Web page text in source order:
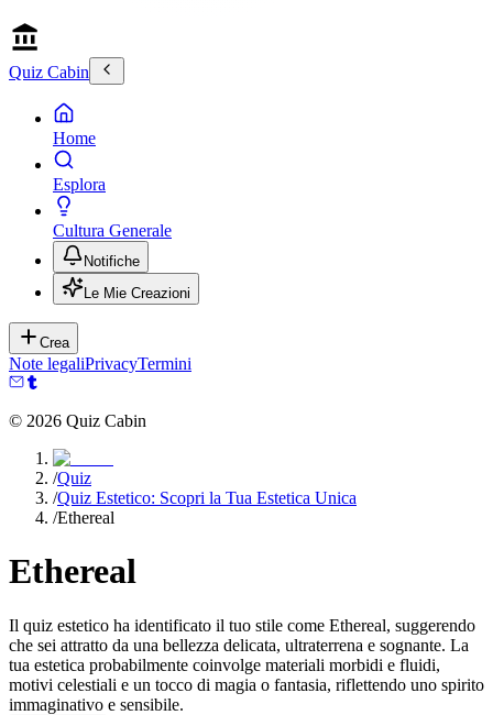
Quiz Cabin
Home
Esplora
Cultura Generale
Notifiche
Le Mie Creazioni
Crea
Note legaliPrivacyTermini
© 2026 Quiz Cabin
/Quiz
/Quiz Estetico: Scopri la Tua Estetica Unica
/Ethereal
Ethereal
Il quiz estetico ha identificato il tuo stile come Ethereal, suggerendo
che sei attratto da una bellezza delicata, ultraterrena e sognante. La
tua estetica probabilmente coinvolge materiali morbidi e fluidi,
motivi celestiali e un tocco di magia o fantasia, riflettendo uno spirito
immaginativo e sensibile.